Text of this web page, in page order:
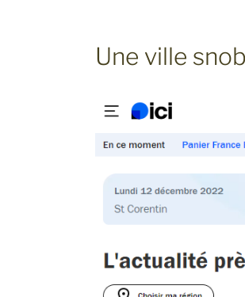
Une ville